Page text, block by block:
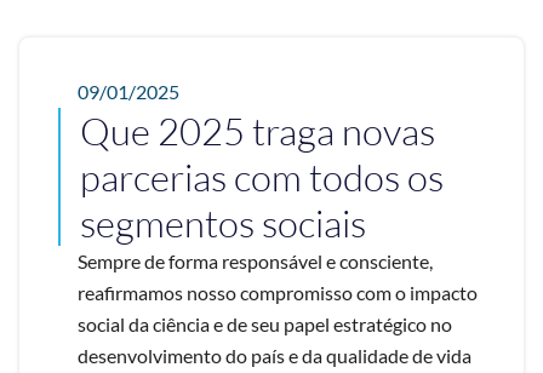
09/01/2025
Que 2025 traga novas
parcerias com todos os
segmentos sociais
Sempre de forma responsável e consciente,
reafirmamos nosso compromisso com o impacto
social da ciência e de seu papel estratégico no
desenvolvimento do país e da qualidade de vida